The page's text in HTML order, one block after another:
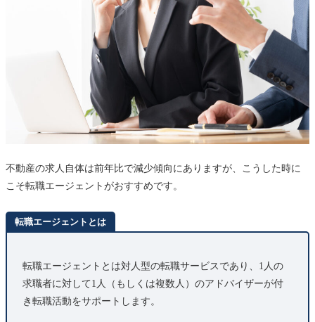
不動産の求人自体は前年比で減少傾向にありますが、こうした時に
こそ転職エージェントがおすすめです。
転職エージェントとは
転職エージェントとは対人型の転職サービスであり、1人の
求職者に対して1人（もしくは複数人）のアドバイザーが付
き転職活動をサポートします。